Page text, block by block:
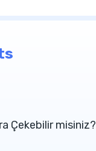
Çekebilir misiniz?